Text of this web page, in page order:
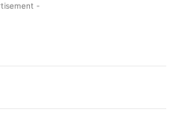
- Advertisement -